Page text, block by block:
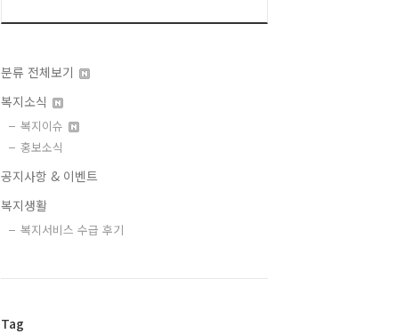
분류 전체보기
복지소식
복지이슈
홍보소식
공지사항 & 이벤트
복지생활
복지서비스 수급 후기
Tag